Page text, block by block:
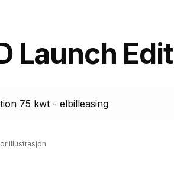
Launch
illustrasjon